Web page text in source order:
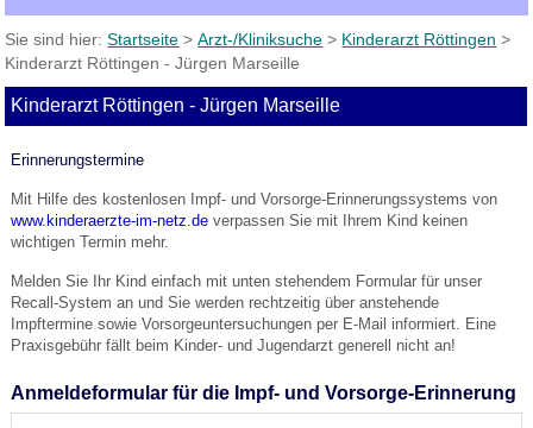
Sie sind hier:Startseite >Arzt-/Kliniksuche > Kinderarzt Röttingen >
Kinderarzt Röttingen - Jürgen Marseille
Kinderarzt Röttingen - Jürgen Marseille
Erinnerungstermine
Mit Hilfe des kostenlosen Impf- und Vorsorge-Erinnerungssystems von
www.kinderaerzte-im-netz.deverpassen Sie mit Ihrem Kind keinen
wichtigen Termin mehr.
Melden Sie Ihr Kind einfach mit unten stehendem Formular für unser
Recall-System an und Sie werden rechtzeitig über anstehende
Impftermine sowie Vorsorgeuntersuchungen per E-Mail informiert. Eine
Praxisgebühr fällt beim Kinder- und Jugendarzt generell nicht an!
Anmeldeformular für die Impf- und Vorsorge-Erinnerung